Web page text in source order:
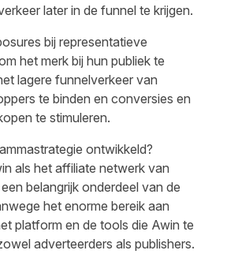
later in de funnel te krijgen.
bij representatieve
het merk bij hun publiek te
lagere funnelverkeer van
te binden en conversies en
te stimuleren.
ontwikkeld?
als het affiliate netwerk van
belangrijk onderdeel van de
het enorme bereik aan
platform en de tools die Awin te
adverteerders als publishers.